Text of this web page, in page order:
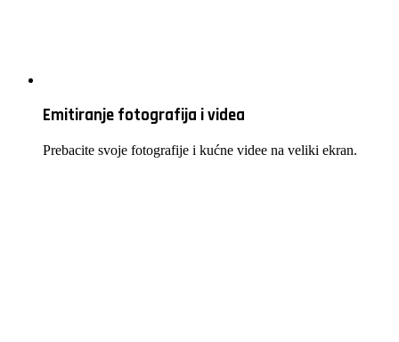
Emitiranje fotografija i videa
Prebacite svoje fotografije i kućne videe na veliki ekran.